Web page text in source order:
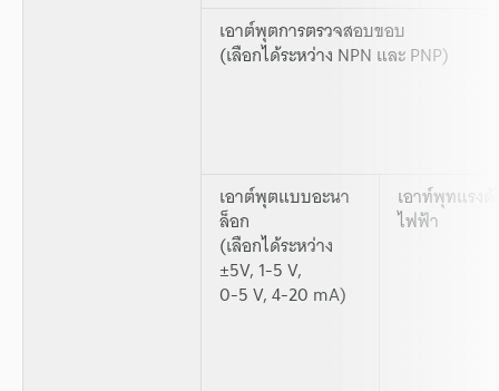
เอาต์พุตการตรวจสอบขอบ
(เลือกได้ระหว่าง NPN และ PNP)
เอาต์พุตแบบอะนา
ล็อก
(เลือกได้ระหว่าง
±5V, 1-5 V,
0-5 V, 4-20 mA)
เอาท์พุทแรง
ไฟฟ้า